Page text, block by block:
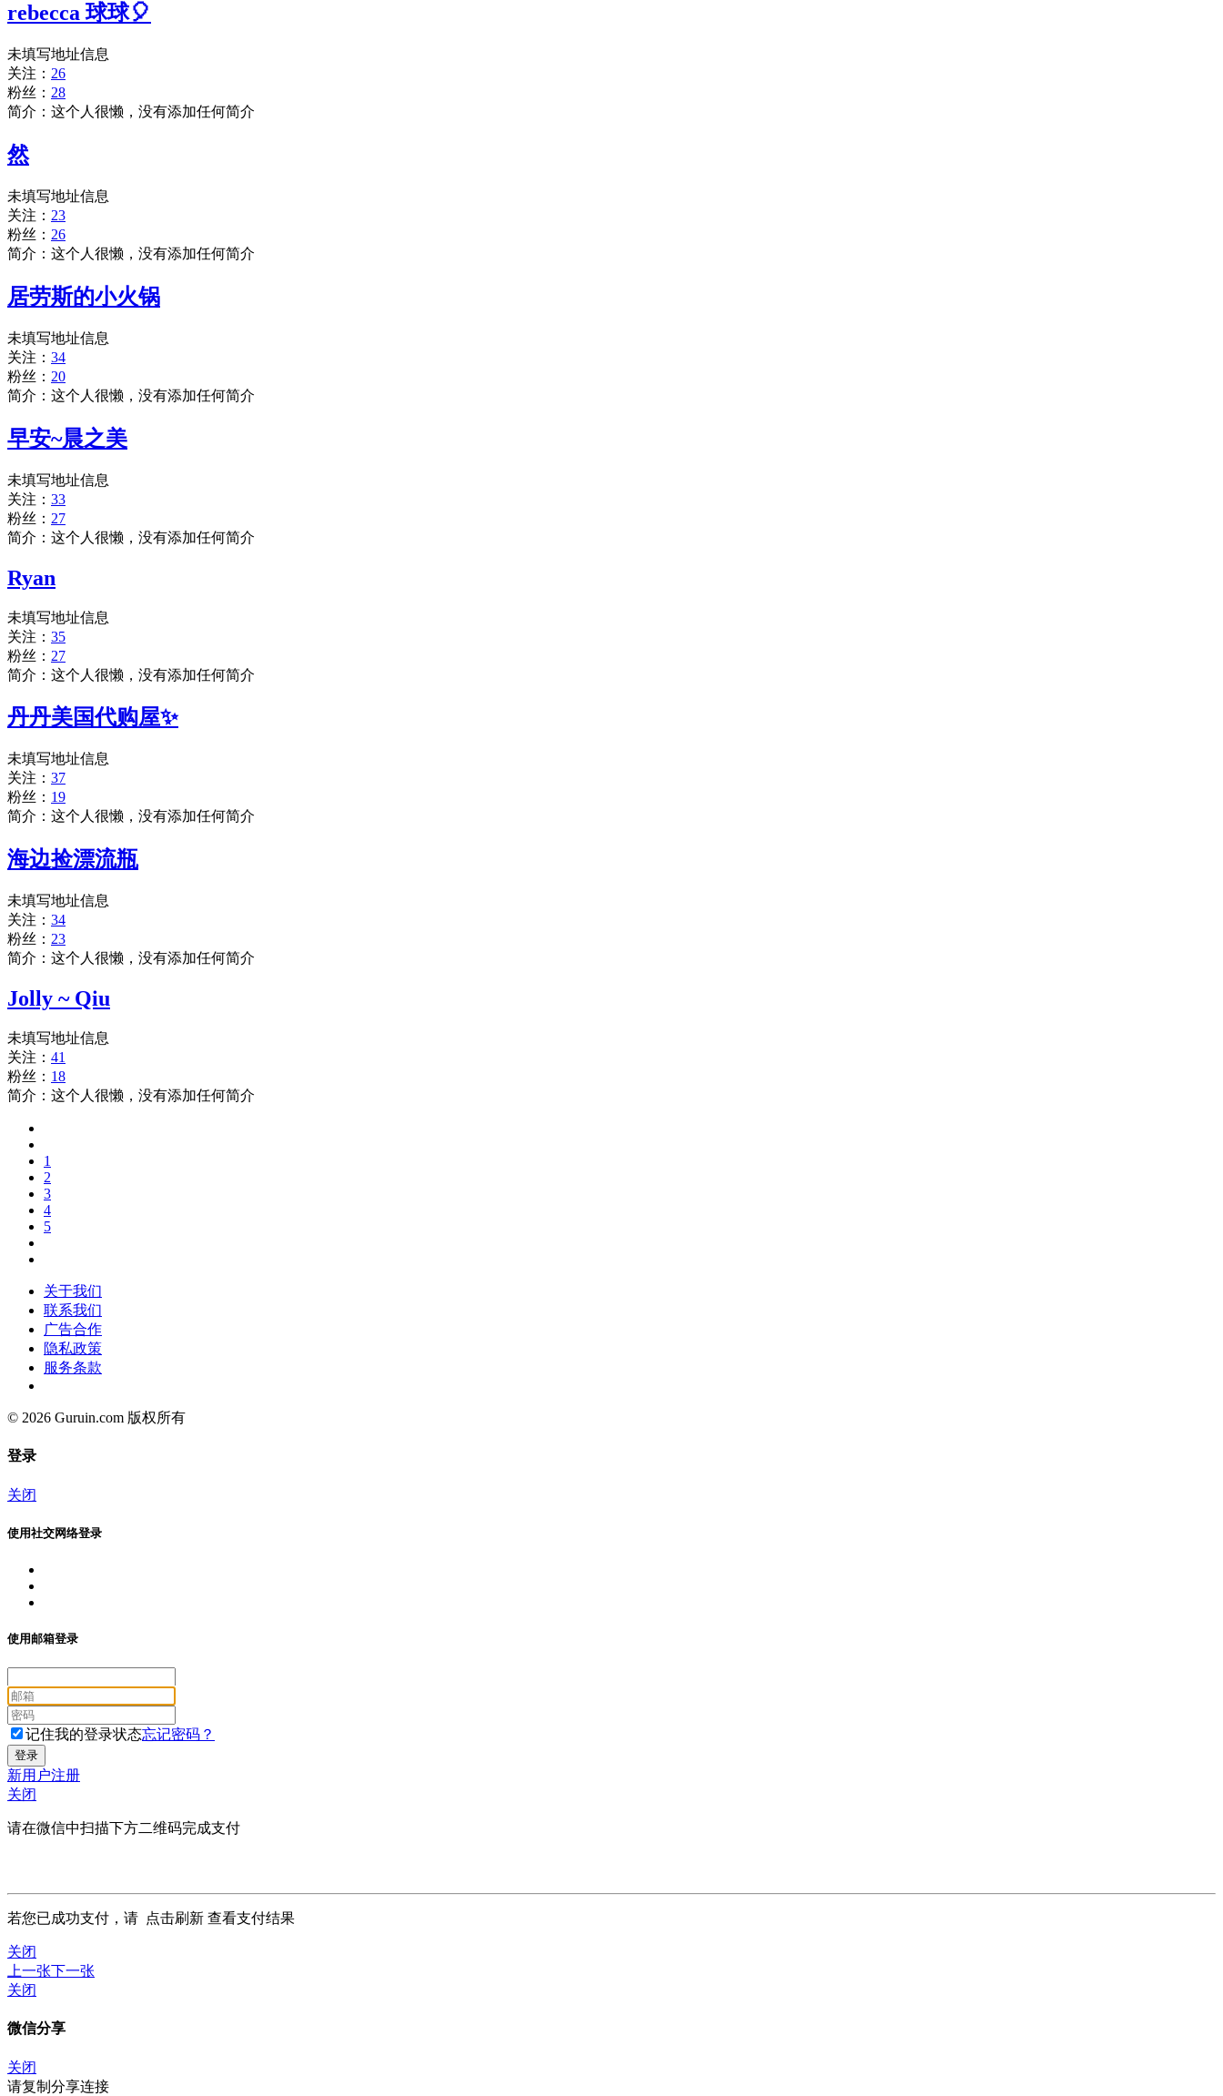
rebecca 球球🎈
未填写地址信息
关注： 26
粉丝： 28
简介：这个人很懒，没有添加任何简介
然
未填写地址信息
关注： 23
粉丝： 26
简介：这个人很懒，没有添加任何简介
居劳斯的小火锅
未填写地址信息
关注： 34
粉丝： 20
简介：这个人很懒，没有添加任何简介
早安~晨之美
未填写地址信息
关注： 33
粉丝： 27
简介：这个人很懒，没有添加任何简介
Ryan
未填写地址信息
关注： 35
粉丝： 27
简介：这个人很懒，没有添加任何简介
丹丹美国代购屋✨
未填写地址信息
关注： 37
粉丝： 19
简介：这个人很懒，没有添加任何简介
海边捡漂流瓶
未填写地址信息
关注： 34
粉丝： 23
简介：这个人很懒，没有添加任何简介
Jolly ~ Qiu
未填写地址信息
关注： 41
粉丝： 18
简介：这个人很懒，没有添加任何简介
1
2
3
4
5
关于我们
联系我们
广告合作
隐私政策
服务条款
© 2026 Guruin.com 版权所有
登录
关闭
使用社交网络登录
使用邮箱登录
记住我的登录状态忘记密码？
新用户注册
关闭
请在微信中扫描下方二维码完成支付
若您已成功支付，请 点击刷新 查看支付结果
关闭
上一张下一张
关闭
微信分享
关闭
请复制分享连接